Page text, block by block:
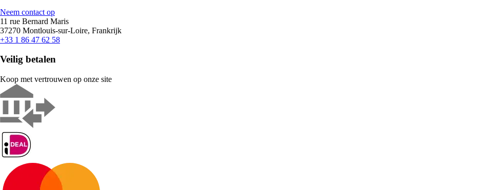
Neem contact op
11 rue Bernard Maris
37270 Montlouis-sur-Loire, Frankrijk
+33 1 86 47 62 58
Veilig betalen
Koop met vertrouwen op onze site